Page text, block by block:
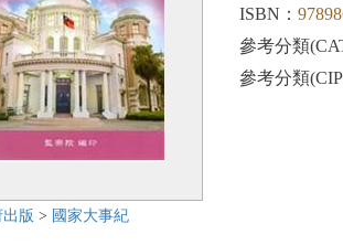
版 > 國家大事紀
ISBN：
參考分類
參考分類